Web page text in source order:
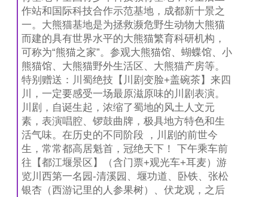
作站和国际科技合作示范基地，成都新十景之
一。大熊猫基地是为拯救濒危野生动物大熊猫
而建的具有世界水平的大熊猫繁育科研机构，
可称为“熊猫之家”。参观大熊猫馆、蝴蝶馆、小
熊猫馆、大熊猫野外生活区、大熊猫产房等。
特别赠送：川蜀绝技【川剧变脸+盖碗茶】来四
川，一定要感受一场最原滋原味的川剧表演。
川剧，自诞生起，浓缩了蜀地的风土人文元
素，表演唱腔、锣鼓曲牌，极具地方特色和生
活气味。在历史的不同阶段 ，川剧的前世今
生，常常都高居魁首，冠绝天下！ 下午乘车前
往【都江堰景区】（含门票+观光车+耳麦）游
览川西第一名园-清溪园、堰功道、卧铁、张松
银杏（西游记里的人参果树）、伏龙观，之后